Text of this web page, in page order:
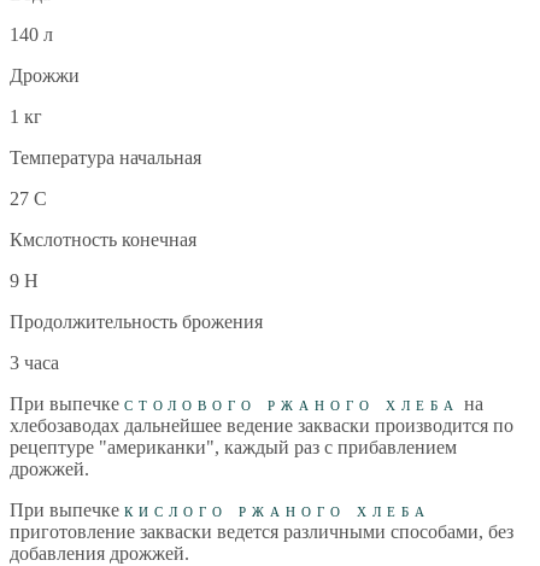
140 л
Дрожжи
1 кг
Температура начальная
27 С
Кмслотность конечная
9 Н
Продолжительность брожения
3 часа
При выпечке столового ржаного хлеба на
хлебозаводах дальнейшее ведение закваски производится по
рецептуре "американки", каждый раз с прибавлением
дрожжей.
При выпечке кислого ржаного хлеба
приготовление закваски ведется различными способами, без
добавления дрожжей.